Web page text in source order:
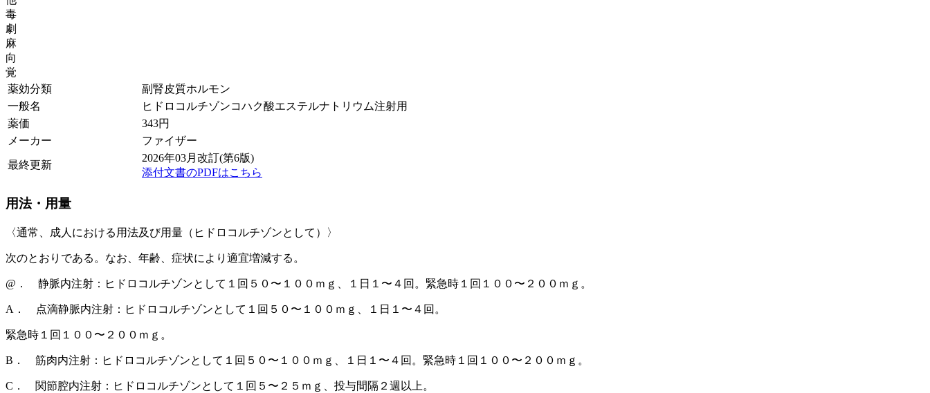
毒
劇
麻
向
覚
薬効分類
副腎皮質ホルモン
一般名
ヒドロコルチゾンコハク酸エステルナトリウム注射用
薬価
343円
メーカー
ファイザー
最終更新
2026年03月改訂(第6版)
添付文書のPDFはこちら
用法・用量
〈通常、成人における用法及び用量（ヒドロコルチゾンとして）〉
次のとおりである。なお、年齢、症状により適宜増減する。
@． 静脈内注射：ヒドロコルチゾンとして１回５０〜１００ｍｇ、１日１〜４回。緊急時１回１００〜２００ｍｇ。
A． 点滴静脈内注射：ヒドロコルチゾンとして１回５０〜１００ｍｇ、１日１〜４回。
緊急時１回１００〜２００ｍｇ。
B． 筋肉内注射：ヒドロコルチゾンとして１回５０〜１００ｍｇ、１日１〜４回。緊急時１回１００〜２００ｍｇ。
C． 関節腔内注射：ヒドロコルチゾンとして１回５〜２５ｍｇ、投与間隔２週以上。